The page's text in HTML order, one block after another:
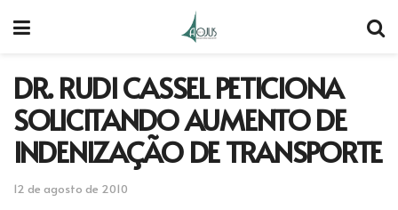
DR. RUDI CASSEL PETICIONA
SOLICITANDO AUMENTO DE
INDENIZAÇÃO DE TRANSPORTE
12 de agosto de 2010